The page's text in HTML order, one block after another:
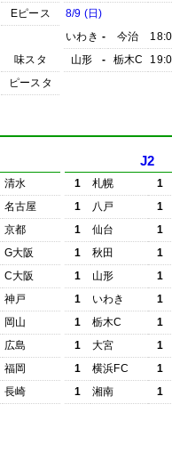
Eピース
味スタ
ピースタ
8/9 (日)
いわき - 今治
山形
- 栃木C
清水
名古屋
京都
G大阪
C大阪
神戸
岡山
広島
福岡
長崎
J2
1 札幌
1
1
八戸
1
1
仙台
1
1
秋田
1
1
山形
1
1
いわき
1
1
栃木C
1
1
大宮
1
1
横浜FC
1
1
湘南 1